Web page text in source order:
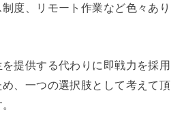
度、リモート作業など色々あり
提供する代わりに即戦力を採用
、一つの選択肢として考えて頂